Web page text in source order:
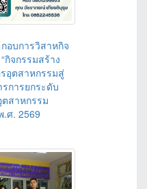
อบการวิสาหกิจ
จกรรมสร้าง
อุตสาหกรรมสู่
การยกระดับ
สาหกรรม
ศ. 2569